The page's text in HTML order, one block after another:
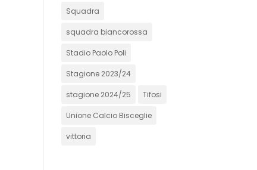
Squadra
squadra biancorossa
Stadio Paolo Poli
Stagione 2023/24
stagione 2024/25 Tifosi
Unione Calcio Bisceglie
vittoria